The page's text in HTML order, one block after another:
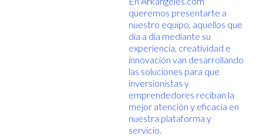
queremos presentarte a
nuestro equipo, aquellos que
día a día mediante su
experiencia, creatividad e
innovación van desarrollando
las soluciones para que
inversionistas y
emprendedores reciban la
mejor atención y eficacia en
nuestra plataforma y
servicio.